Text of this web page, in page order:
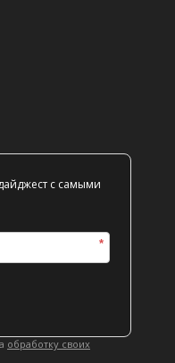
с самыми
*
обработку своих